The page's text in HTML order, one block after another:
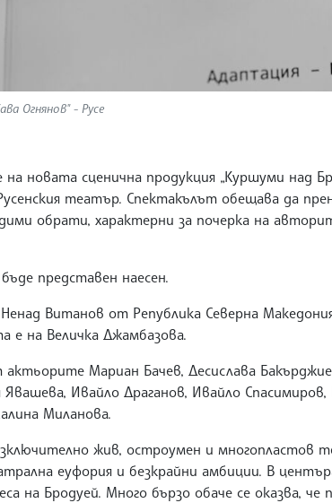
Огнянов" - Русе
новата сценична продукция „Куршуми над
театър. Спектакълът обещава да
обрати, характерни за почерка на
представен наесен.
Витанов от Република Северна
е на Величка Джамбазова.
Мариан Бачев, Десислава
Явашева, Ивайло Драганов, Ивайло
Миланова.
жив, остроумен и
еуфория и безкрайни амбиции. В
на Бродуей. Много бързо обаче се оказва,